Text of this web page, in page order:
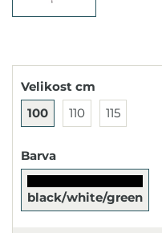
Velikost cm
100
110 115
Barva
black/white/green